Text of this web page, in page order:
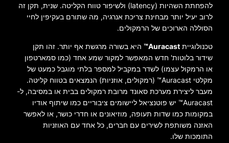
להפחתת השהיות (latency) ולשיפור טווח הקליטה. שנית, תקן זה
לרוב יעיל יותר מבחינת צריכת אנרגיה, מה שתורם בעקיפין לחיי
הסוללה הארוכים של הרמקולים.
טכנולוגיית Auracast™
היא בשורה מרגשת אף יותר. זהו תקן
שידור בלוטות' חדש המאפשר למקור שמע אחד (כמו סמארטפון
או הרמקול עצמו) לשדר במקביל למספר בלתי מוגבל כמעט של
מקלטי Auracast™ (רמקולים, אוזניות) הנמצאים בטווח קליטה.
מעבר ליצירת מערכת סאונד מרובת רמקולים בבית או במסיבה, ל-
Auracast™ יש פוטנציאל ליישומים ציבוריים כמו שיתוף אודיו
במקומות כמו שדות תעופה, מוזיאונים או חדרי כושר, או לאפשר
האזנה משותפת לשירים עם חברים, כל אחד עם האוזניות
התומכות שלו.